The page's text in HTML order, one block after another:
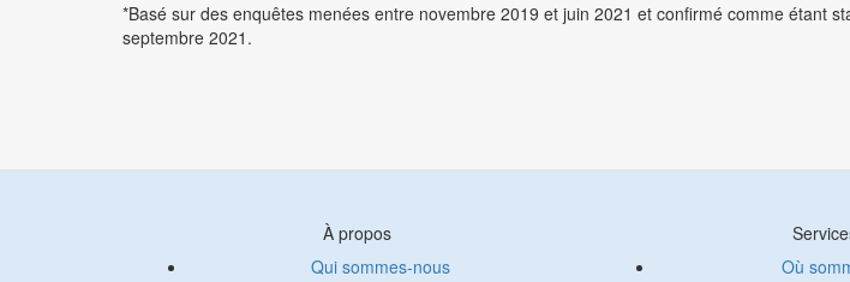
*Basé sur des enquêtes menées entre novembre 2019 et juin 2021 et confirmé comme étant
septembre 2021.
À propos
Qui sommes-nous
Où